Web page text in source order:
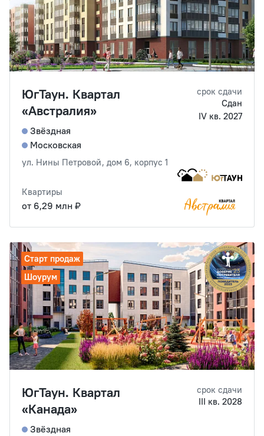
ЮгТаун. Квартал
«Австралия»
Звёздная
Московская
ул. Нины Петровой, дом 6, корпус 1
срок сдачи
Сдан
IV кв. 2027
Квартиры
от 6,29 млн ₽
Старт продаж
Шоурум
ЮгТаун. Квартал
«Канада»
Звёздная
срок сдачи
III кв. 2028